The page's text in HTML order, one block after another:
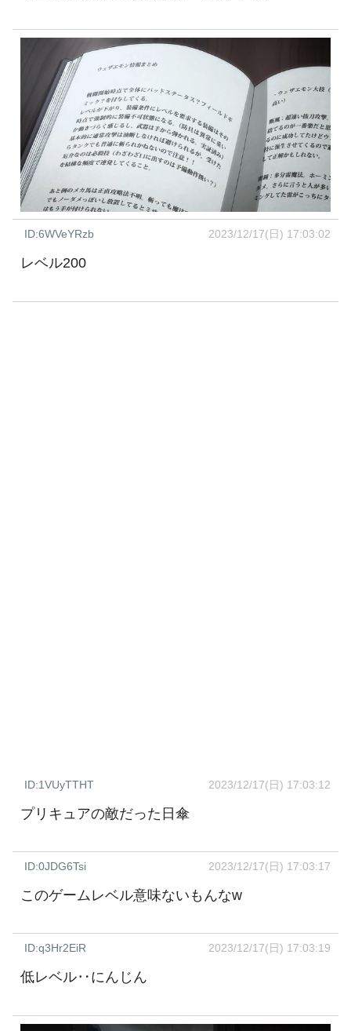
ID:6WVeYRzb 2023/12/17(日) 17:03:02
レベル200
ID:1VUyTTHT 2023/12/17(日) 17:03:12
プリキュアの敵だった日傘
ID:0JDG6Tsi 2023/12/17(日) 17:03:17
このゲームレベル意味ないもんなw
ID:q3Hr2EiR 2023/12/17(日) 17:03:19
低レベル‥にんじん